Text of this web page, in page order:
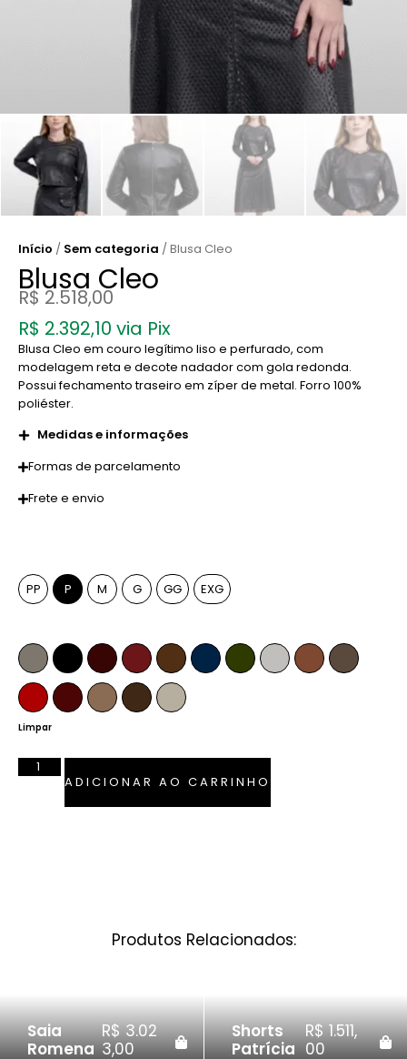
Início / Sem categoria / Blusa Cleo
Blusa Cleo
R$ 2.518,00
R$ 2.392,10 via Pix
Blusa Cleo em couro legítimo liso e perfurado, com
modelagem reta e decote nadador com gola redonda.
Possui fechamento traseiro em zíper de metal. Forro 100%
poliéster.
Medidas e informações
Formas de parcelamento
Frete e envio
PP
P M G GG EXG
Fendi Preto Pinhão MarsalaWhiskeyAzul MarinhoVerde Musgo
Off-WhiteCarameloAnelina
Vermelho Ferrari
Bordô Camel Tabaco Pérola
Limpar
ADICIONAR AO CARRINHO
Produtos Relacionados:
Saia
Romena
R$3.02
3,00
Shorts
Patrícia
R$1.511,
00